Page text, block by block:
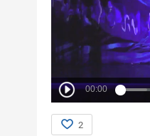
00:00
2